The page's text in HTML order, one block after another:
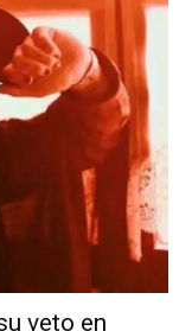
veto en